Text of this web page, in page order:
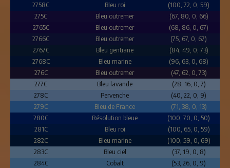
2758C
Bleu roi
(100, 72, 0, 59)
275C
Bleu outremer
(67, 80, 0, 66)
2765C
Bleu outremer
(68, 86, 0, 67)
2766C
Bleu outremer
(75, 67, 0, 67)
2767C
Bleu gentiane
(84, 49, 0, 73)
2768C
Bleu marine
(96, 63, 0, 68)
276C
Bleu outremer
(47, 62, 0, 73)
277C
Bleu lavande
(28, 16, 0, 7)
278C
Pervenche
(40, 22, 0, 9)
279C
Bleu de France
(71, 38, 0, 13)
280C
Résolution bleue
(100, 70, 0, 50)
281C
Bleu roi
(100, 65, 0, 59)
282C
Bleu marine
(100, 59, 0, 69)
283C
Bleu ciel
(37, 19, 0, 8)
284C
Cobalt (53, 26, 0, 9)